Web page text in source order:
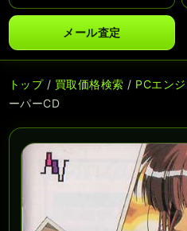
メール査定
トップ/ 買取価格検索 / PCエン
ーパーCD